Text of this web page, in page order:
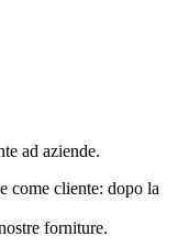
ad aziende.
come cliente: dopo la
forniture.